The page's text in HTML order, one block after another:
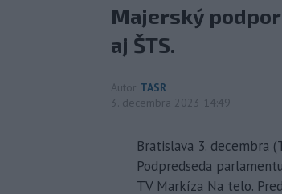
Majerský
aj ŠTS.
Autor TASR
3. decembra 2023 14:49
Bratislava 3. decembra
Podpredseda
TV Markíza Na telo.